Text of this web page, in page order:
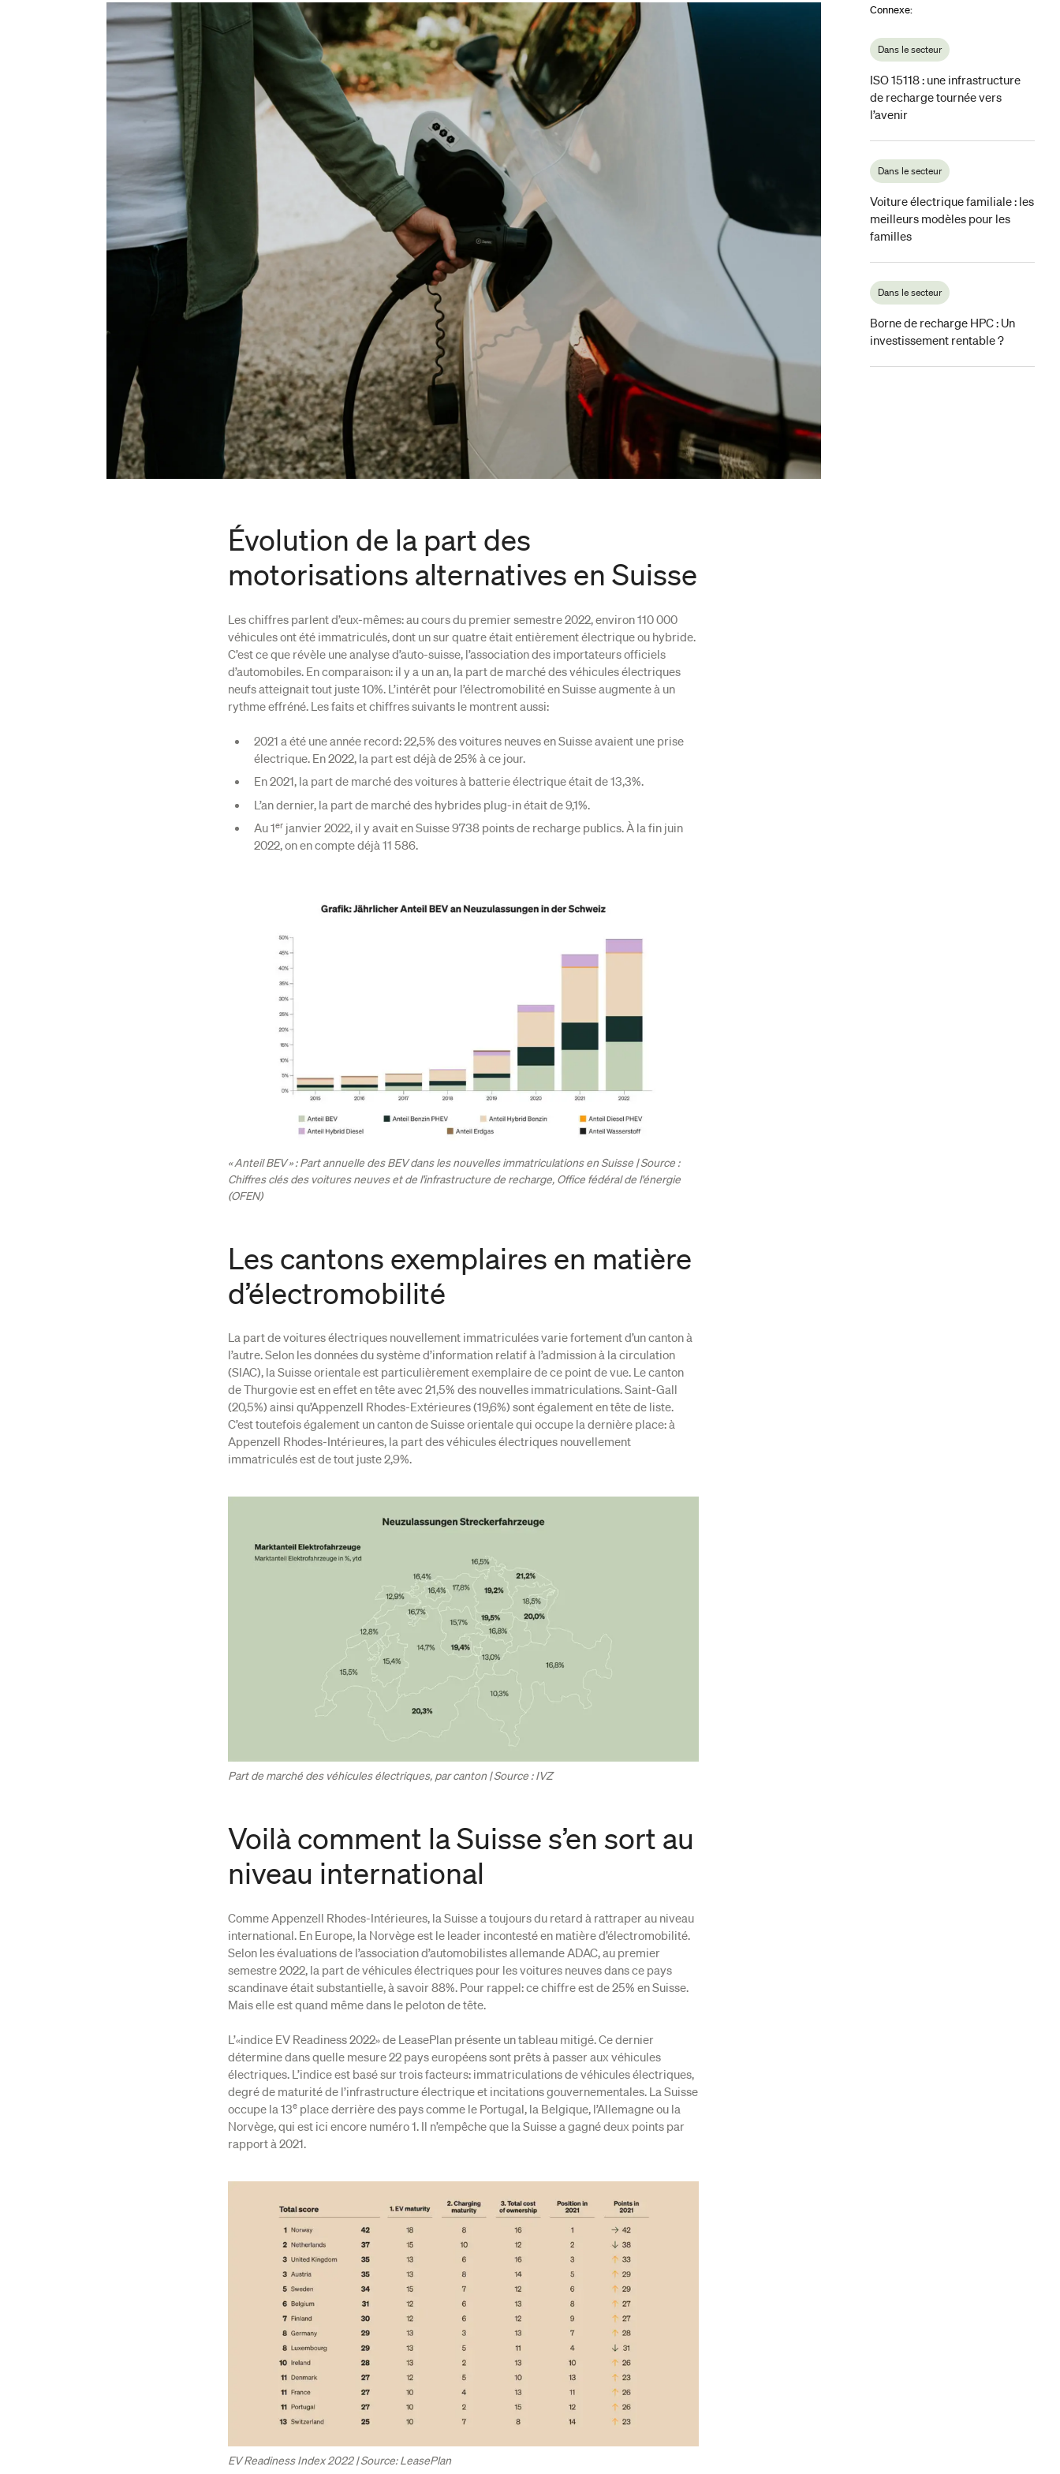
Connexe:
Dans le secteur
ISO 15118 : une infrastructure
de recharge tournée vers
l’avenir
Dans le secteur
Voiture électrique familiale : les
meilleurs modèles pour les
familles
Dans le secteur
Borne de recharge HPC : Un
investissement rentable ?
Évolution de la part des
motorisations alternatives en Suisse
Les chiffres parlent d’eux-mêmes: au cours du premier semestre 2022, environ 110 000
véhicules ont été immatriculés, dont un sur quatre était entièrement électrique ou hybride.
C’est ce que révèle une analyse d’auto-suisse, l’association des importateurs officiels
d’automobiles. En comparaison: il y a un an, la part de marché des véhicules électriques
neufs atteignait tout juste 10%. L’intérêt pour l’électromobilité en Suisse augmente à un
rythme effréné. Les faits et chiffres suivants le montrent aussi:
2021 a été une année record: 22,5% des voitures neuves en Suisse avaient une prise
électrique. En 2022, la part est déjà de 25% à ce jour.
En 2021, la part de marché des voitures à batterie électrique était de 13,3%.
L’an dernier, la part de marché des hybrides plug-in était de 9,1%.
Au 1erjanvier 2022, il y avait en Suisse 9738 points de recharge publics. À la fin juin
2022, on en compte déjà 11 586.
« Anteil BEV » : Part annuelle des BEV dans les nouvelles immatriculations en Suisse | Source :
Chiffres clés des voitures neuves et de l'infrastructure de recharge, Office fédéral de l'énergie
(OFEN)
Les cantons exemplaires en matière
d’électromobilité
La part de voitures électriques nouvellement immatriculées varie fortement d’un canton à
l’autre. Selon les données du système d’information relatif à l’admission à la circulation
(SIAC), la Suisse orientale est particulièrement exemplaire de ce point de vue. Le canton
de Thurgovie est en effet en tête avec 21,5% des nouvelles immatriculations. Saint-Gall
(20,5%) ainsi qu’Appenzell Rhodes-Extérieures (19,6%) sont également en tête de liste.
C’est toutefois également un canton de Suisse orientale qui occupe la dernière place: à
Appenzell Rhodes-Intérieures, la part des véhicules électriques nouvellement
immatriculés est de tout juste 2,9%.
Part de marché des véhicules électriques, par canton | Source : IVZ
Voilà comment la Suisse s’en sort au
niveau international
Comme Appenzell Rhodes-Intérieures, la Suisse a toujours du retard à rattraper au niveau
international. En Europe, la Norvège est le leader incontesté en matière d’électromobilité.
Selon les évaluations de l’association d’automobilistes allemande ADAC, au premier
semestre 2022, la part de véhicules électriques pour les voitures neuves dans ce pays
scandinave était substantielle, à savoir 88%. Pour rappel: ce chiffre est de 25% en Suisse.
Mais elle est quand même dans le peloton de tête.
L’«indice EV Readiness 2022» de LeasePlan présente un tableau mitigé. Ce dernier
détermine dans quelle mesure 22 pays européens sont prêts à passer aux véhicules
électriques. L’indice est basé sur trois facteurs: immatriculations de véhicules électriques,
degré de maturité de l’infrastructure électrique et incitations gouvernementales. La Suisse
occupe la 13e place derrière des pays comme le Portugal, la Belgique, l’Allemagne ou la
Norvège, qui est ici encore numéro 1. Il n’empêche que la Suisse a gagné deux points par
rapport à 2021.
EV Readiness Index 2022 | Source: LeasePlan